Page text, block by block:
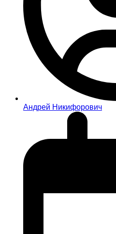
Андрей Никифорович